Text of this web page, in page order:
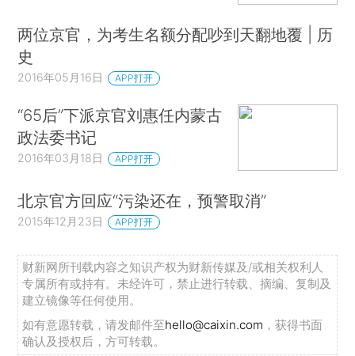
两位京官，为考生名额分配吵到天翻地覆 | 历
史
2016年05月16日 APP打开
“65后”下派京官刘惠任内蒙古
政法委书记
2016年03月18日 APP打开
北京官方回应“污染还在，预警取消”
2015年12月23日 APP打开
财新网所刊载内容之知识产权为财新传媒及/或相关权利人
专属所有或持有。未经许可，禁止进行转载、摘编、复制及
建立镜像等任何使用。
如有意愿转载，请发邮件至hello@caixin.com ，获得书面
确认及授权后，方可转载。